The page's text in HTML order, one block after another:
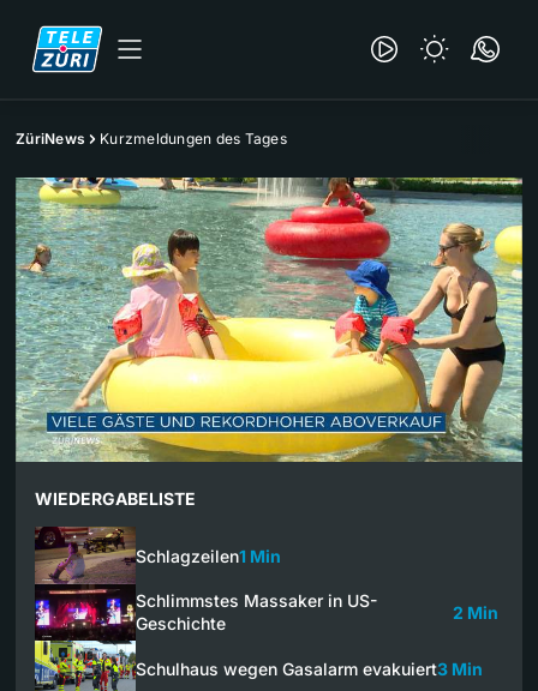
ZüriNews Kurzmeldungen des Tages
WIEDERGABELISTE
Schlagzeilen1 Min
Schlimmstes Massaker in US-
Geschichte
2 Min
Schulhaus wegen Gasalarm evakuiert3 Min